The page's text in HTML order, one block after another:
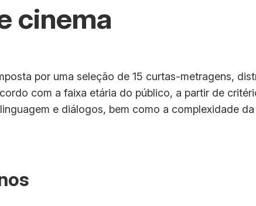
cinema
por uma seleção de 15 curtas-metragens,
com a faixa etária do público, a partir de
e diálogos, bem como a complexidade da